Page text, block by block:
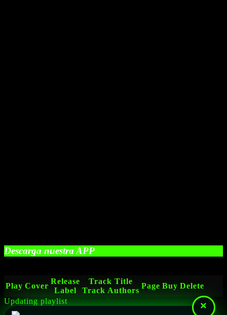
Descarga nuestra APP
Play Cover
Release
Label
Track Title
Track Authors
Page Buy Delete
Updating playlist
×